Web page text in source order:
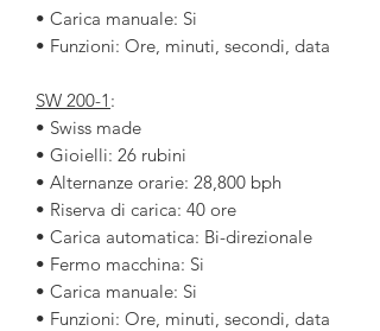
• Carica manuale: Si
• Funzioni: Ore, minuti, secondi, data
SW 200-1 :
• Swiss made
• Gioielli: 26 rubini
• Alternanze orarie: 28,800 bph
• Riserva di carica: 40 ore
• Carica automatica: Bi-direzionale
• Fermo macchina: Si
• Carica manuale: Si
• Funzioni: Ore, minuti, secondi, data